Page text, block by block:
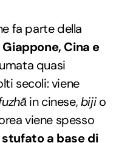
fa parte della
Giappone, Cina e
quasi
secoli: viene
in cinese,bijio
viene spesso
stufato a base di